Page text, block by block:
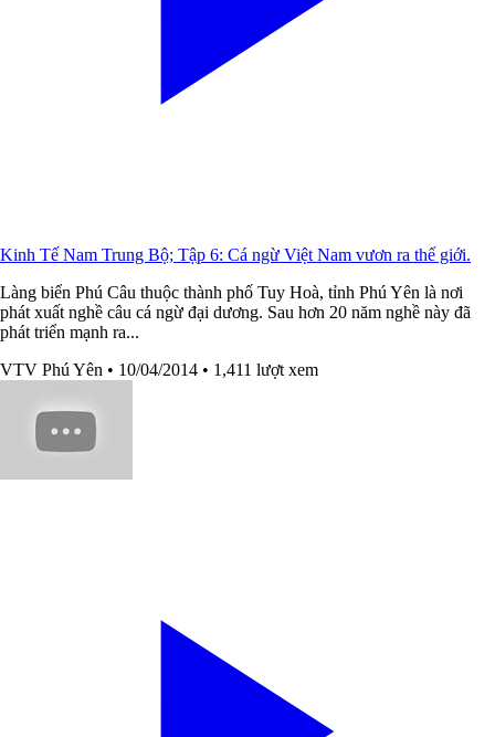
Kinh Tế Nam Trung Bộ; Tập 6: Cá ngừ Việt Nam vươn ra thế giới.
Làng biển Phú Câu thuộc thành phố Tuy Hoà, tỉnh Phú Yên là nơi
phát xuất nghề câu cá ngừ đại dương. Sau hơn 20 năm nghề này đã
phát triển mạnh ra...
VTV Phú Yên • 10/04/2014 • 1,411 lượt xem